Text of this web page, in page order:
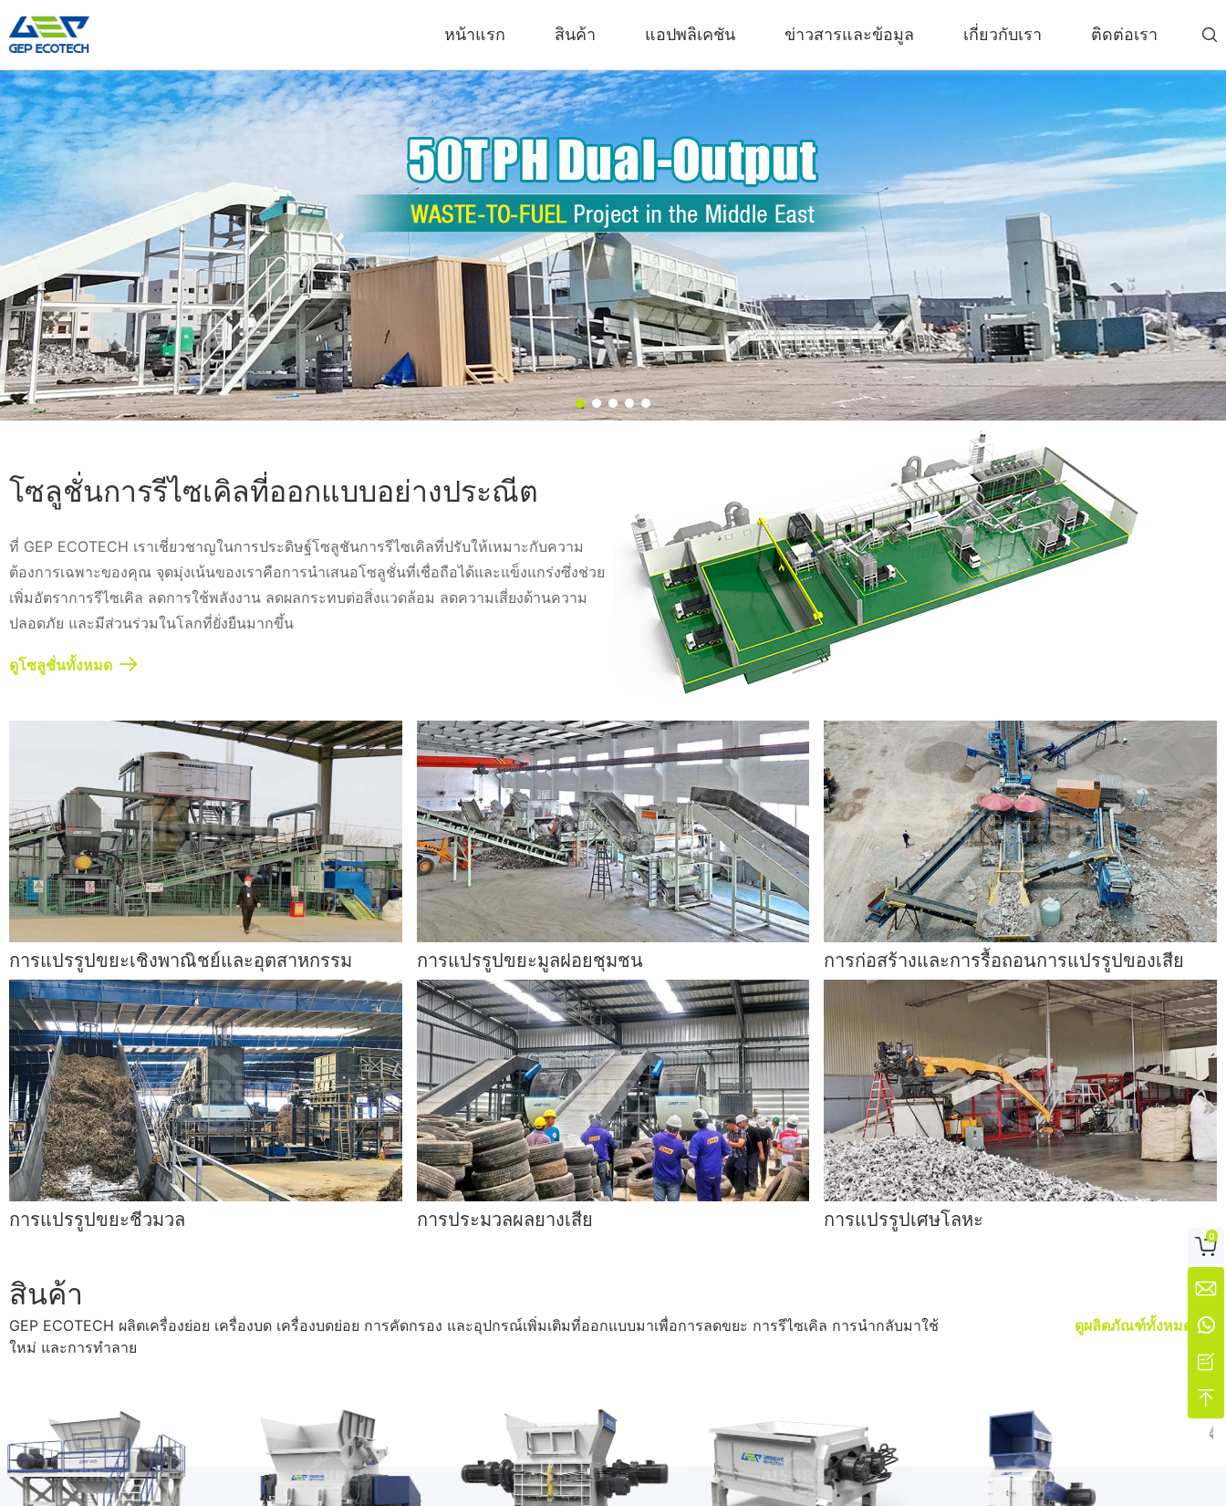
หน้าแรก สินค้า
เครื่องหั่นย่อยอุตสาหกรรม
เครื่องทำลายเพลาคู่
เครื่องทำลายเพลาเดียว
เครื่องทำลายเพลาสี่
เครื่องทำลายล่วงหน้า
เครื่องบดค้อน
เพิ่มเติม»
เครื่องบดหิน
เครื่องบดกรวย
เครื่องบด VSI
เครื่องอัดและเครื่องทำเม็ด
เครื่องอัดก้อนระบบไฮดรอลิก
เครื่องอัดเม็ด RDF
เครื่องบดย่อยอเนกประสงค์
เครื่องเจียรยาง
เครื่องอัดเม็ดชีวมวล
ระบบทำลายแบบปิด
โรงงานทำลายแบบเคลื่อนที่
โรงงานบดเคลื่อนที่
หน่วยบดละเอียดยาง
ระบบไพโรไลซิสยาง
โรงงานไพโรไลซิสแบบพกพา
ลักษณนามและตัวคั่น
เครื่องแยกลม Sifter
เครื่องแยกกระแสวน
ตัวคั่นแม่เหล็ก
เครื่อง Rasper สำหรับยางรถยนต์
เครื่องดึงลวดขอบยาง
เพิ่มเติม»
แอปพลิเคชัน ข่าวสารและข้อมูล เกี่ยวกับเรา ติดต่อเรา 
โซลูชั่นการรีไซเคิลที่ออกแบบอย่างประณีต
ที่ GEP ECOTECH เราเชี่ยวชาญในการประดิษฐ์โซลูชันการรีไซเคิลที่ปรับให้เหมาะกับความ
ต้องการเฉพาะของคุณ จุดมุ่งเน้นของเราคือการนำเสนอโซลูชั่นที่เชื่อถือได้และแข็งแกร่งซึ่งช่วย
เพิ่มอัตราการรีไซเคิล ลดการใช้พลังงาน ลดผลกระทบต่อสิ่งแวดล้อม ลดความเสี่ยงด้านความ
ปลอดภัย และมีส่วนร่วมในโลกที่ยั่งยืนมากขึ้น
ดูโซลูชั่นทั้งหมด
การแปรรูปขยะเชิงพาณิชย์และอุตสาหกรรม การแปรรูปขยะมูลฝอยชุมชน การก่อสร้างและการรื้อถอนการแปรรูปของเสีย
การแปรรูปขยะชีวมวล การประมวลผลยางเสีย การแปรรูปเศษโลหะ
สินค้า
GEP ECOTECH ผลิตเครื่องย่อย เครื่องบด เครื่องบดย่อย การคัดกรอง และอุปกรณ์เพิ่มเติมที่ออกแบบมาเพื่อการลดขยะ การรีไซเคิล การนำกลับมาใช้
ใหม่ และการทำลาย
ดูผลิตภัณฑ์ทั้งหมด

0



